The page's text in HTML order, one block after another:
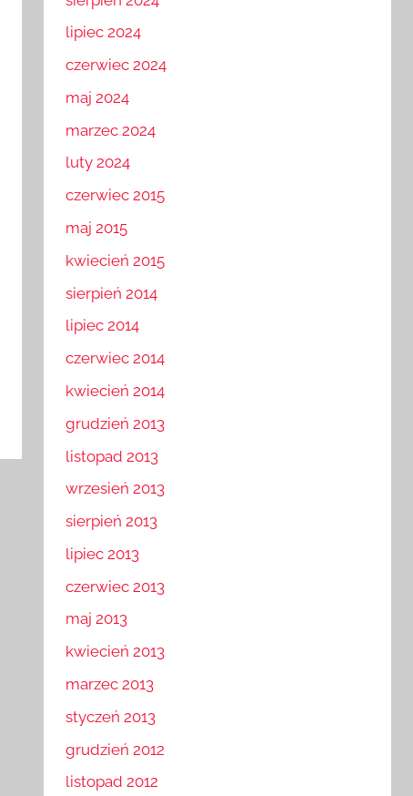
lipiec 2024
czerwiec 2024
maj 2024
marzec 2024
luty 2024
czerwiec 2015
maj 2015
kwiecień 2015
sierpień 2014
lipiec 2014
czerwiec 2014
kwiecień 2014
grudzień 2013
listopad 2013
wrzesień 2013
sierpień 2013
lipiec 2013
czerwiec 2013
maj 2013
kwiecień 2013
marzec 2013
styczeń 2013
grudzień 2012
listopad 2012